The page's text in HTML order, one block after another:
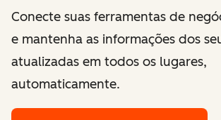
Conecte suas ferramentas de
e mantenha as informações dos
atualizadas em todos os lugares,
automaticamente.